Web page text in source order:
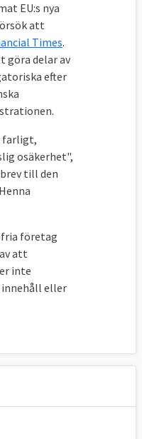
EU:s nya
att
Times.
göra delar av
efter
farligt,
osäkerhet",
till den
företag
att
inte
innehåll eller